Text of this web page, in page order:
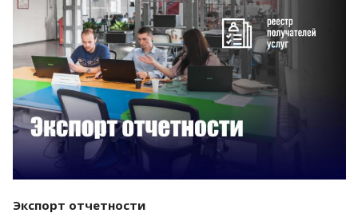
Смотреть проект
Экспорт отчетности